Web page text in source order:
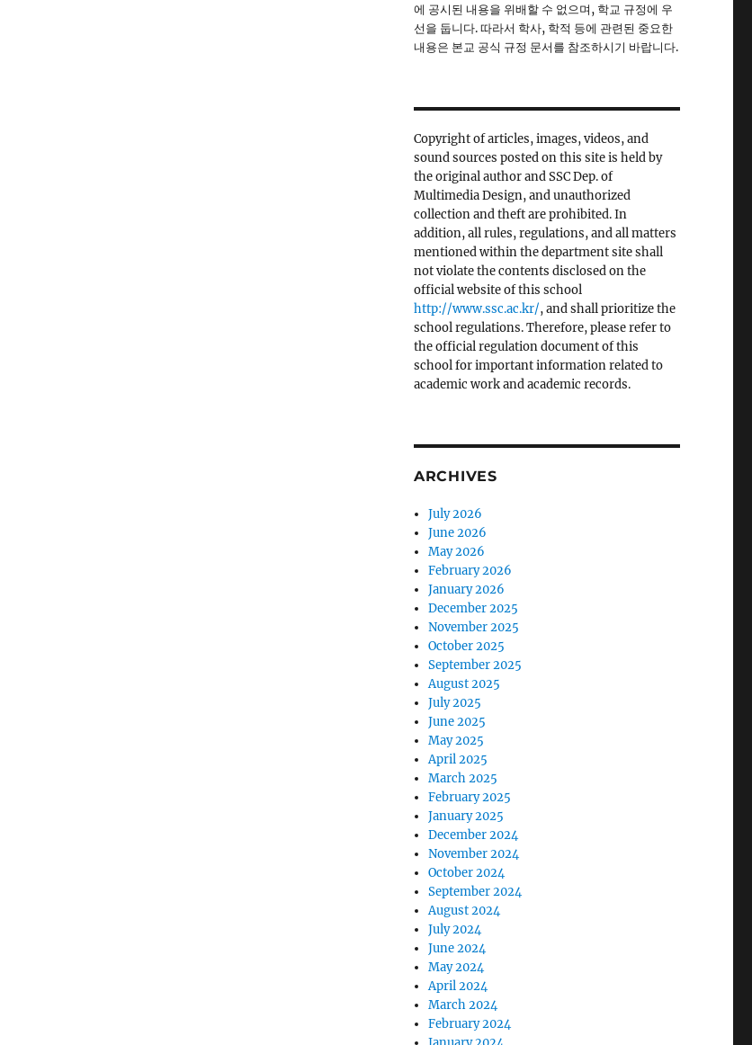
에 공시된 내용을 위배할 수 없으며, 학교 규정에 우
선을 둡니다. 따라서 학사, 학적 등에 관련된 중요한
내용은 본교 공식 규정 문서를 참조하시기 바랍니다.
Copyright of articles, images, videos, and
sound sources posted on this site is held by
the original author and SSC Dep. of
Multimedia Design, and unauthorized
collection and theft are prohibited. In
addition, all rules, regulations, and all matters
mentioned within the department site shall
not violate the contents disclosed on the
official website of this school
http://www.ssc.ac.kr/, and shall prioritize the
school regulations. Therefore, please refer to
the official regulation document of this
school for important information related to
academic work and academic records.
ARCHIVES
July 2026
June 2026
May 2026
February 2026
January 2026
December 2025
November 2025
October 2025
September 2025
August 2025
July 2025
June 2025
May 2025
April 2025
March 2025
February 2025
January 2025
December 2024
November 2024
October 2024
September 2024
August 2024
July 2024
June 2024
May 2024
April 2024
March 2024
February 2024